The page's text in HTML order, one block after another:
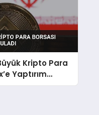
Kripto Para
Yaptırım